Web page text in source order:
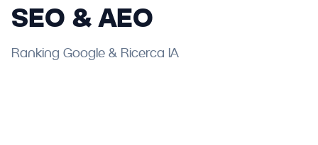
SEO & AEO
Ranking Google & Ricerca IA